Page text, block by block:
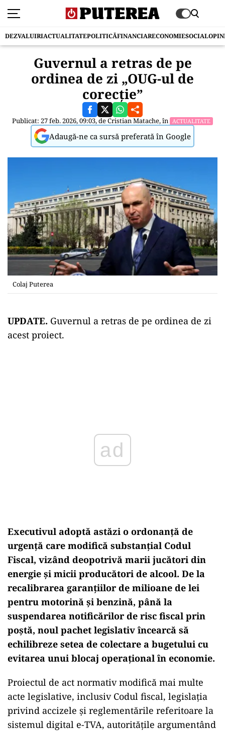
DEZVALUIRIACTUALITATEPOLITICĂFINANCIARECONOMIESOCIAL
Guvernul a retras de pe
ordinea de zi „OUG-ul de
corecție”
Publicat: 27 feb. 2026, 09:03, deCristian Matache, în ACTUALITATE
Adaugă-ne ca sursă preferată în Google
Colaj Puterea
UPDATE. Guvernul a retras de pe ordinea de zi
acest proiect.
Executivul adoptă astăzi o ordonanță de
urgență care modifică substanțial Codul
Fiscal, vizând deopotrivă marii jucători din
energie și micii producători de alcool. De la
recalibrarea garanțiilor de milioane de lei
pentru motorină și benzină, până la
suspendarea notificărilor de risc fiscal prin
poștă, noul pachet legislativ încearcă să
echilibreze setea de colectare a bugetului cu
evitarea unui blocaj operațional în economie.
Proiectul de act normativ modifică mai multe
acte legislative, inclusiv Codul fiscal, legislația
privind accizele și reglementările referitoare la
sistemul digital e-TVA, autoritățile argumentând